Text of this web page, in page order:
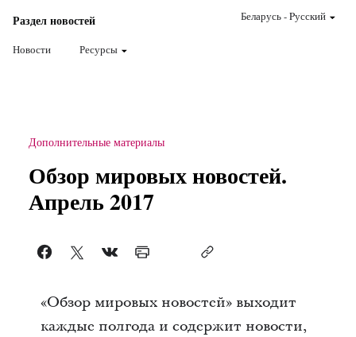
Раздел новостей
Новости Ресурсы
Беларусь-Pусский
Дополнительные материалы
Обзор мировых новостей.
Апрель 2017
«Обзор мировых новостей» выходит
каждые полгода и содержит новости,